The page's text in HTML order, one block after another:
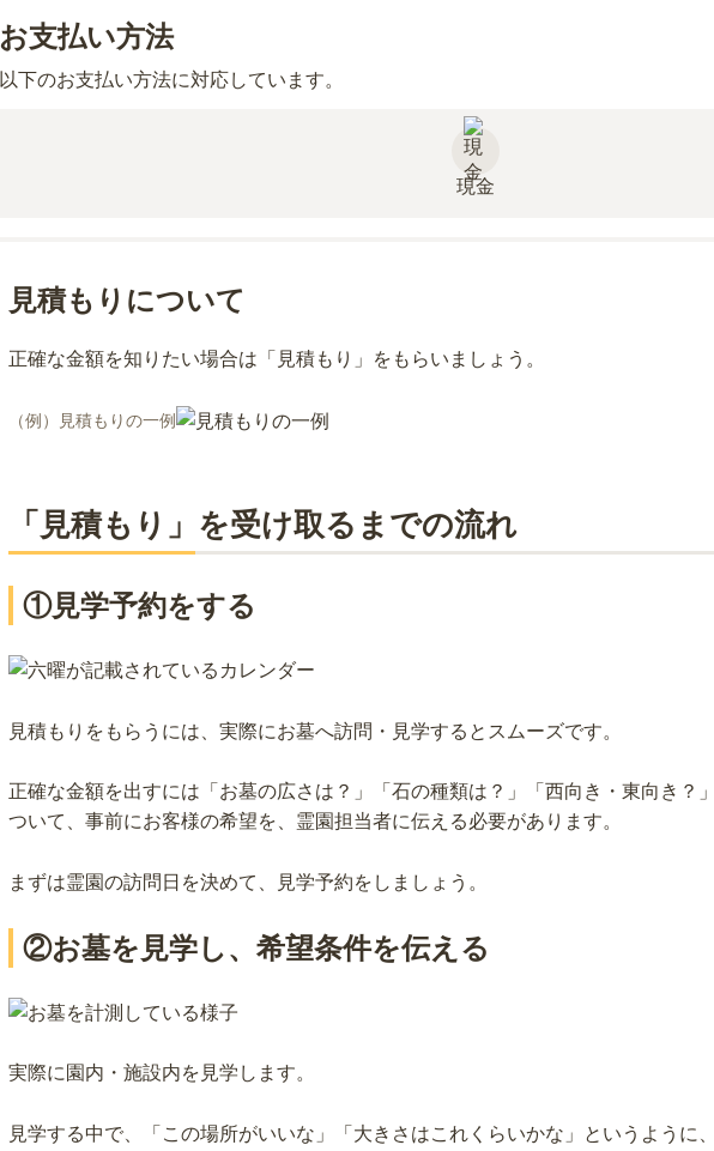
お支払い方法
以下のお支払い方法に対応しています。
現金
見積もりについて
正確な金額を知りたい場合は「見積もり」をもらいましょう。
（例）見積もりの一例
「見積もり」を受け取るまでの流れ
①見学予約をする
見積もりをもらうには、実際にお墓へ訪問・見学するとスムーズです。
正確な金額を出すには「お墓の広さは？」「石の種類は？」「西向き・東向き？
ついて、事前にお客様の希望を、霊園担当者に伝える必要があります。
まずは霊園の訪問日を決めて、見学予約をしましょう。
②お墓を見学し、希望条件を伝える
実際に園内・施設内を見学します。
見学する中で、「この場所がいいな」「大きさはこれくらいかな」というように